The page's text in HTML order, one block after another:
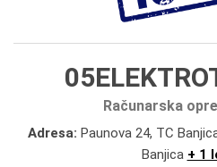
Računarska
Adresa: Paunova 24, TC
Banjica + 1